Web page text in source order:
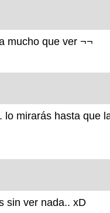
mucho que ver ¬¬
lo mirarás hasta que
sin ver nada.. xD